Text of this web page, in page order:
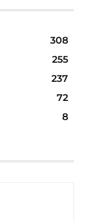
308
255
237
72
8